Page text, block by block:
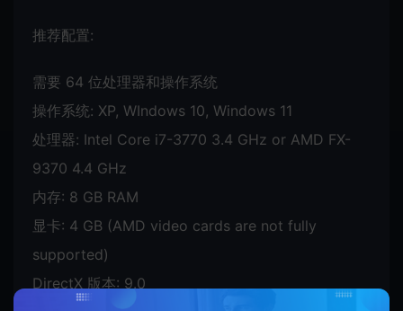
推荐配置:
需要 64 位处理器和操作系统
操作系统: XP, WIndows 10, Windows 11
处理器: Intel Core i7-3770 3.4 GHz or AMD FX-
9370 4.4 GHz
内存: 8 GB RAM
显卡: 4 GB (AMD video cards are not fully
supported)
DirectX 版本: 9.0